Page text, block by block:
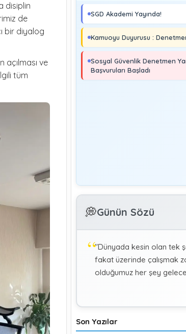
disiplin
de
bir diyalog
açılması ve
tüm
MURAT ÇİMEN
Kayıt Dışı
Bir Yaklaşım
K
KÜBRA KOÇ
İkili Sosyal Güvenlik
(Makale)
SGD Akademi Yayında!
Kamuoyu Duyurusu :
Sosyal Güvenlik Denetmen
Başvuruları Başladı
💭Günün Sözü
"Dünyada kesin olan tek
fakat üzerinde çalışmak
olduğumuz her şey
Son Yazılar